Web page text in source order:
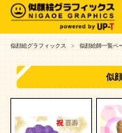
似顔絵グラフィックス 似顔絵師一覧ペ
似